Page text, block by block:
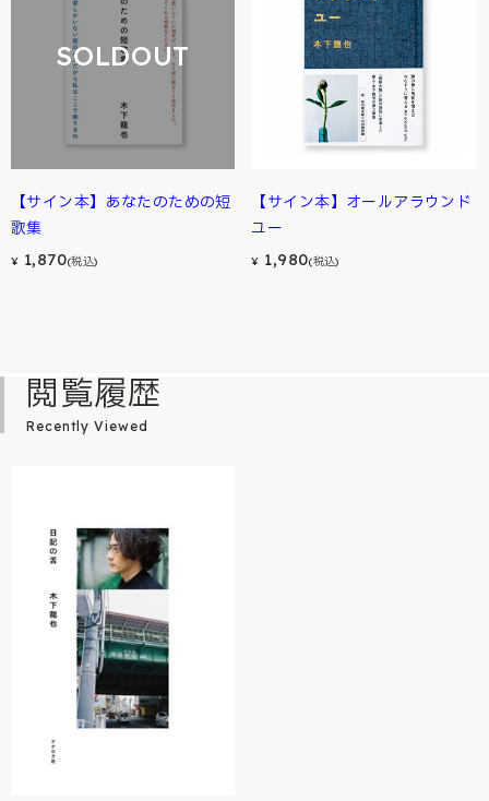
SOLDOUT
【サイン本】あなたのための短
歌集
¥ 1,870(税込)
【サイン本】オールアラウンド
ユー
¥ 1,980(税込)
閲覧履歴
Recently Viewed